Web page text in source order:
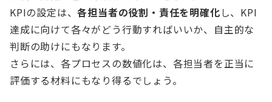
KPIの設定は、各担当者の役割・責任を明確化し、KPI
達成に向けて各々がどう行動すればいいか、自主的な
判断の助けにもなります。
さらには、各プロセスの数値化は、各担当者を正当に
評価する材料にもなり得るでしょう。